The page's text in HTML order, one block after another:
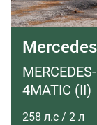
4MATIC (II)
258 л.с / 2 л